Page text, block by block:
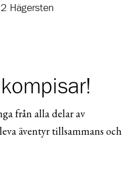
Hägersten
från alla delar av
äventyr tillsammans och